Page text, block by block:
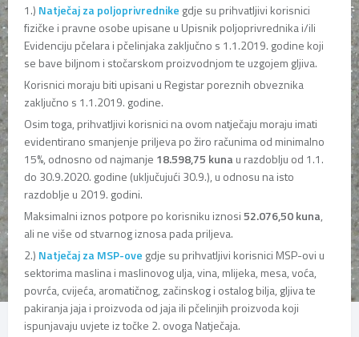
1.) Natječaj za poljoprivrednike gdje su prihvatljivi korisnici
fizičke i pravne osobe upisane u Upisnik poljoprivrednika i/ili
Evidenciju pčelara i pčelinjaka zaključno s 1.1.2019. godine koji
se bave biljnom i stočarskom proizvodnjom te uzgojem gljiva.
Korisnici moraju biti upisani u Registar poreznih obveznika
zaključno s 1.1.2019. godine.
Osim toga, prihvatljivi korisnici na ovom natječaju moraju imati
evidentirano smanjenje priljeva po žiro računima od minimalno
15%, odnosno od najmanje 18.598,75 kuna u razdoblju od 1.1.
do 30.9.2020. godine (uključujući 30.9.), u odnosu na isto
razdoblje u 2019. godini.
Maksimalni iznos potpore po korisniku iznosi52.076,50kuna,
ali ne više od stvarnog iznosa pada priljeva.
2.) Natječaj za MSP-ove gdje su prihvatljivi korisnici MSP-ovi u
sektorima maslina i maslinovog ulja, vina, mlijeka, mesa, voća,
povrća, cvijeća, aromatičnog, začinskog i ostalog bilja, gljiva te
pakiranja jaja i proizvoda od jaja ili pčelinjih proizvoda koji
ispunjavaju uvjete iz točke 2. ovoga Natječaja.